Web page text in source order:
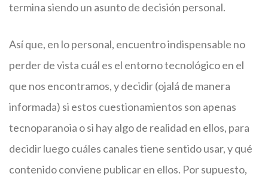
termina siendo un asunto de decisión personal.
Así que, en lo personal, encuentro indispensable no
perder de vista cuál es el entorno tecnológico en el
que nos encontramos, y decidir (ojalá de manera
informada) si estos cuestionamientos son apenas
tecnoparanoia o si hay algo de realidad en ellos, para
decidir luego cuáles canales tiene sentido usar, y qué
contenido conviene publicar en ellos. Por supuesto,